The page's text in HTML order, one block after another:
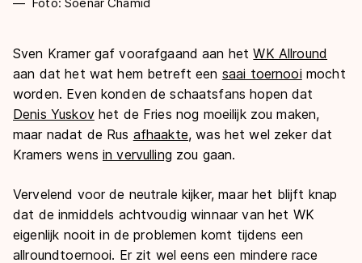
Sven Kramer gaf voorafgaand aan hetWK Allround
aan dat het wat hem betreft een saai toernooi mocht
worden. Even konden de schaatsfans hopen dat
Denis Yuskovhet de Fries nog moeilijk zou maken,
maar nadat de Rus afhaakte, was het wel zeker dat
Kramers wens in vervulling zou gaan.
Vervelend voor de neutrale kijker, maar het blijft knap
dat de inmiddels achtvoudig winnaar van het WK
eigenlijk nooit in de problemen komt tijdens een
allroundtoernooi. Er zit wel eens een mindere race